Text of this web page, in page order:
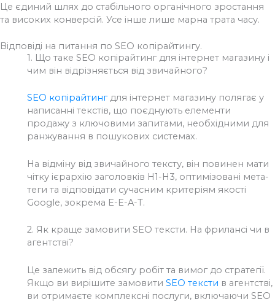
Це єдиний шлях до стабільного органічного зростання
та високих конверсій. Усе інше лише марна трата часу.
Відповіді на питання по SEO копірайтингу.
1. Що таке SEO копірайтинг для інтернет магазину і
чим він відрізняється від звичайного?
SEO копірайтингдля інтернет магазину полягає у
написанні текстів, що поєднують елементи
продажу з ключовими запитами, необхідними для
ранжування в пошукових системах.
На відміну від звичайного тексту, він повинен мати
чітку ієрархію заголовків H1-H3, оптимізовані мета-
теги та відповідати сучасним критеріям якості
Google, зокрема E-E-A-T.
2. Як краще замовити SEO тексти. На фрилансі чи в
агентстві?
Це залежить від обсягу робіт та вимог до стратегії.
Якщо ви вирішите замовити SEO тексти в агентстві,
ви отримаєте комплексні послуги, включаючи SEO